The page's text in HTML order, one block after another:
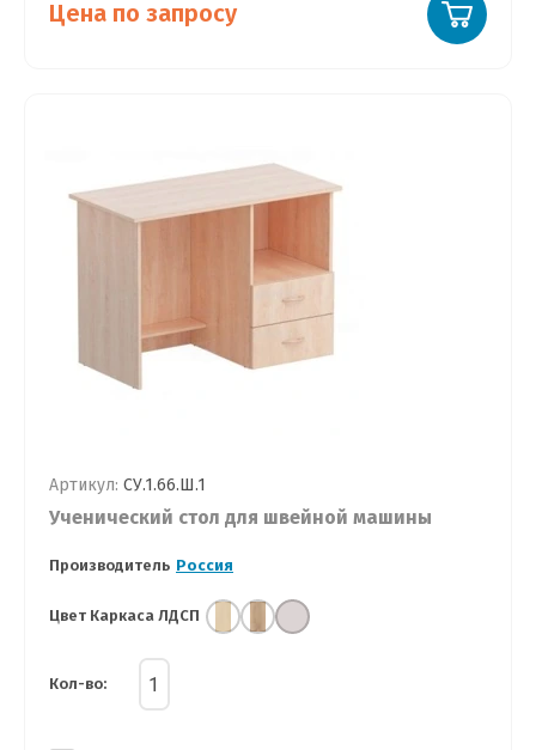
Цена по запросу
Артикул: СУ.1.66.Ш.1
Ученический стол для швейной машины
Производитель Россия
Цвет Каркаса ЛДСП
Кол-во: